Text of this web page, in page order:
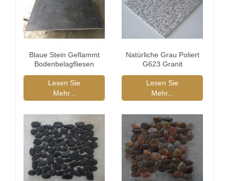
Blaue Stein Geflammt
Bodenbelagfliesen
Lesen Sie
Mehr...
Natürliche Grau Poliert
G623 Granit
Lesen Sie
Mehr...